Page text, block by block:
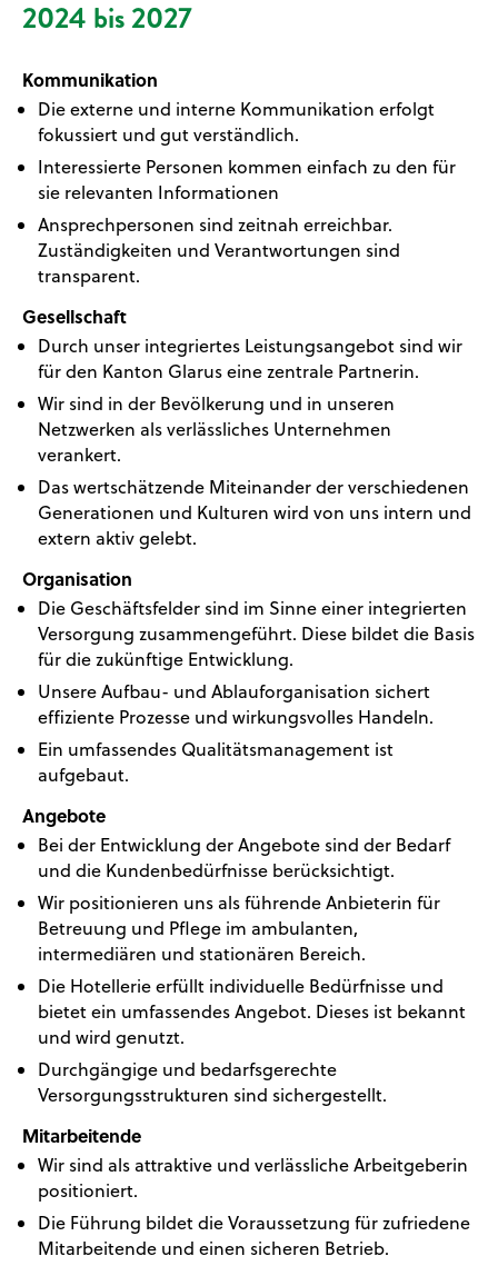
2024 bis 2027
Kommunikation
Die externe und interne Kommunikation erfolgt
fokussiert und gut verständlich.
Interessierte Personen kommen einfach zu den für
sie relevanten Informationen
Ansprechpersonen sind zeitnah erreichbar.
Zuständigkeiten und Verantwortungen sind
transparent.
Gesellschaft
Durch unser integriertes Leistungsangebot sind wir
für den Kanton Glarus eine zentrale Partnerin.
Wir sind in der Bevölkerung und in unseren
Netzwerken als verlässliches Unternehmen
verankert.
Das wertschätzende Miteinander der verschiedenen
Generationen und Kulturen wird von uns intern und
extern aktiv gelebt.
Organisation
Die Geschäftsfelder sind im Sinne einer integrierten
Versorgung zusammengeführt. Diese bildet die Basis
für die zukünftige Entwicklung.
Unsere Aufbau- und Ablauforganisation sichert
effiziente Prozesse und wirkungsvolles Handeln.
Ein umfassendes Qualitätsmanagement ist
aufgebaut.
Angebote
Bei der Entwicklung der Angebote sind der Bedarf
und die Kundenbedürfnisse berücksichtigt.
Wir positionieren uns als führende Anbieterin für
Betreuung und Pflege im ambulanten,
intermediären und stationären Bereich.
Die Hotellerie erfüllt individuelle Bedürfnisse und
bietet ein umfassendes Angebot. Dieses ist bekannt
und wird genutzt.
Durchgängige und bedarfsgerechte
Versorgungsstrukturen sind sichergestellt.
Mitarbeitende
Wir sind als attraktive und verlässliche Arbeitgeberin
positioniert.
Die Führung bildet die Voraussetzung für zufriedene
Mitarbeitende und einen sicheren Betrieb.